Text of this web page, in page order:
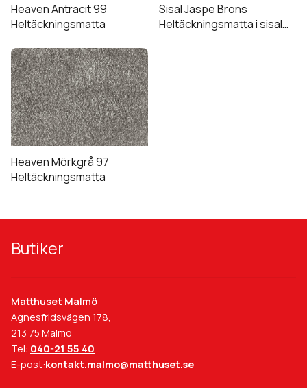
Heaven Antracit 99
Heltäckningsmatta
Sisal Jaspe Brons
Heltäckningsmatta i sisal
Heaven Mörkgrå 97
Heltäckningsmatta
Butiker
Matthuset Malmö
Agnesfridsvägen 178,
213 75 Malmö
Tel: 040-21 55 40
E-post:kontakt.malmo@matthuset.se